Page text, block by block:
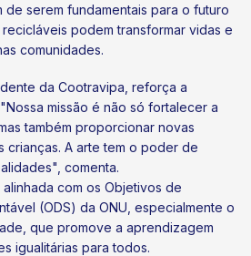
serem fundamentais para o futuro
podem transformar vidas e
comunidades.
da Cootravipa, reforça a
missão é não só fortalecer a
também proporcionar novas
crianças. A arte tem o poder de
comenta.
com os Objetivos de
(ODS) da ONU, especialmente o
que promove a aprendizagem
igualitárias para todos.